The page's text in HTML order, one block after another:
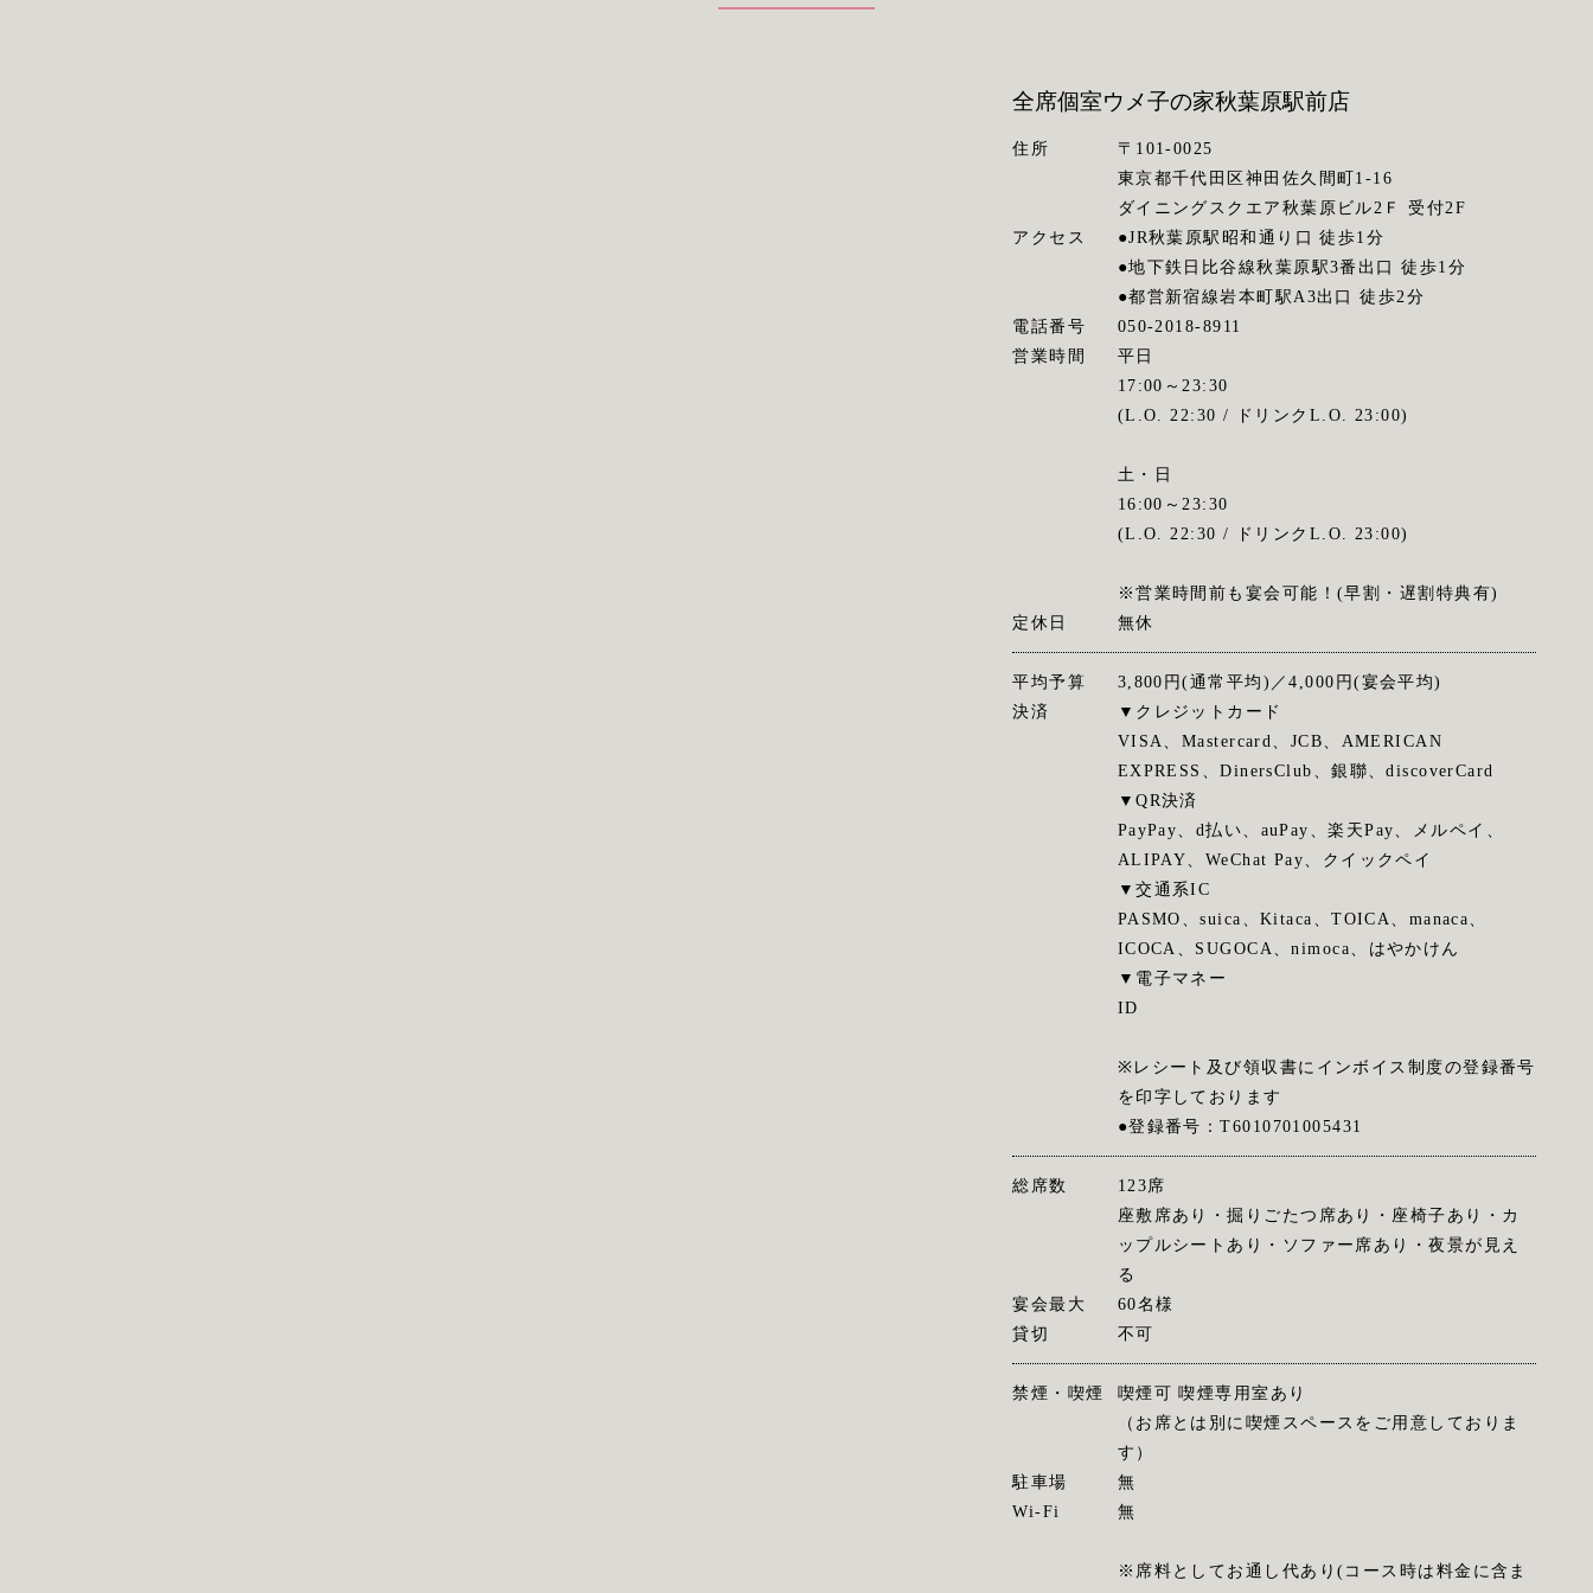
全席個室ウメ子の家秋葉原駅前店
住所
〒101-0025
東京都千代田区神田佐久間町1-16
ダイニングスクエア秋葉原ビル2Ｆ 受付2F
アクセス
●JR秋葉原駅昭和通り口 徒歩1分
●地下鉄日比谷線秋葉原駅3番出口 徒歩1分
●都営新宿線岩本町駅A3出口 徒歩2分
電話番号
050-2018-8911
営業時間
平日
17:00～23:30
(L.O. 22:30 / ドリンクL.O. 23:00)
土・日
16:00～23:30
(L.O. 22:30 / ドリンクL.O. 23:00)
※営業時間前も宴会可能！(早割・遅割特典有)
定休日
無休
平均予算
3,800円(通常平均)／4,000円(宴会平均)
決済
▼クレジットカード
VISA、Mastercard、JCB、AMERICAN
EXPRESS、DinersClub、銀聯、discoverCard
▼QR決済
PayPay、d払い、auPay、楽天Pay、メルペイ、
ALIPAY、WeChat Pay、クイックペイ
▼交通系IC
PASMO、suica、Kitaca、TOICA、manaca、
ICOCA、SUGOCA、nimoca、はやかけん
▼電子マネー
ID
※レシート及び領収書にインボイス制度の登録番号
を印字しております
●登録番号：T6010701005431
総席数
123席
座敷席あり・掘りごたつ席あり・座椅子あり・カ
ップルシートあり・ソファー席あり・夜景が見え
る
宴会最大
60名様
貸切
不可
禁煙・喫煙
喫煙可 喫煙専用室あり
（お席とは別に喫煙スペースをご用意しておりま
す）
駐車場
無
Wi-Fi
無
※席料としてお通し代あり(コース時は料金に含ま